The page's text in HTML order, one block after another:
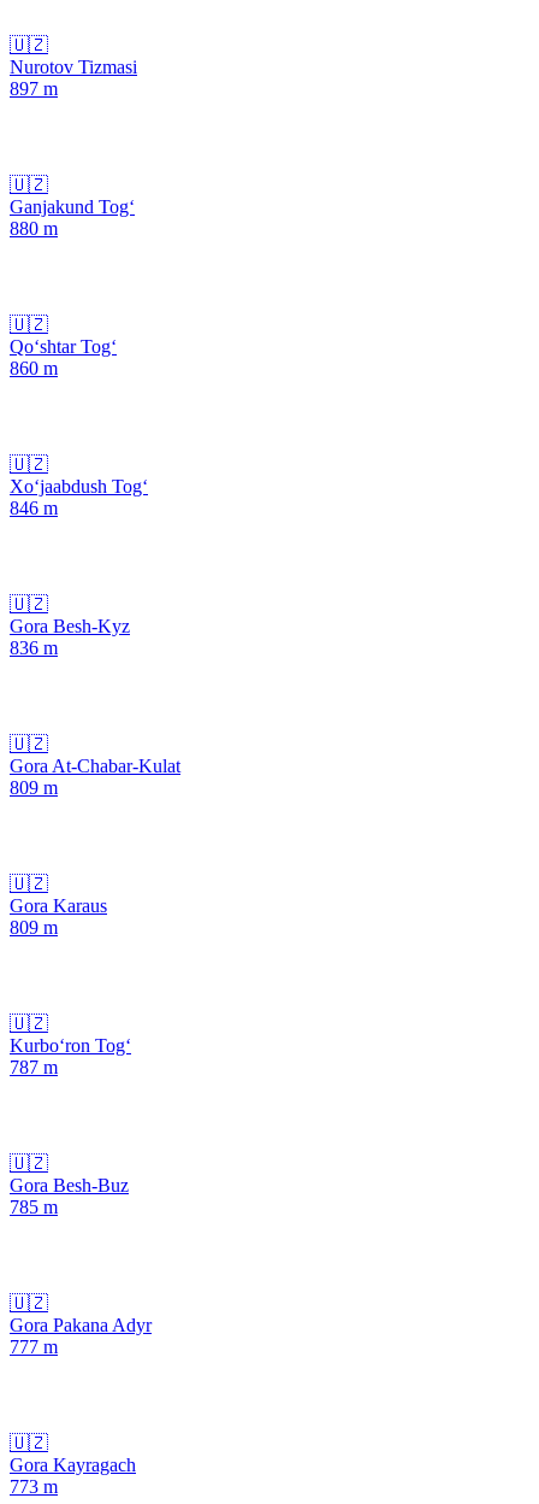
🇺🇿
Nurotov Tizmasi
897 m
🇺🇿
Ganjakund Tog‘
880 m
🇺🇿
Qo‘shtar Tog‘
860 m
🇺🇿
Xo‘jaabdush Tog‘
846 m
🇺🇿
Gora Besh-Kyz
836 m
🇺🇿
Gora At-Chabar-Kulat
809 m
🇺🇿
Gora Karaus
809 m
🇺🇿
Kurbo‘ron Tog‘
787 m
🇺🇿
Gora Besh-Buz
785 m
🇺🇿
Gora Pakana Adyr
777 m
🇺🇿
Gora Kayragach
773 m